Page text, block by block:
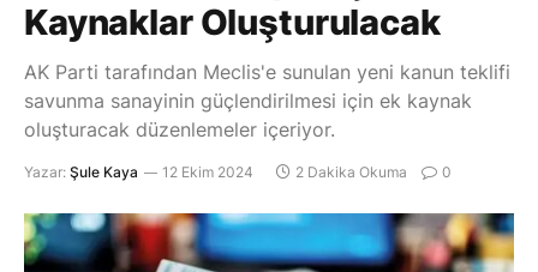
Kaynaklar Oluşturulacak
AK Parti tarafından Meclis'e sunulan yeni kanun teklifi
savunma sanayinin güçlendirilmesi için ek kaynak
oluşturacak düzenlemeler içeriyor.
Yazar: Şule Kaya 12 Ekim 2024 2 Dakika Okuma 0